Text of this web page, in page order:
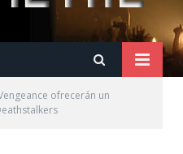
ofrecerán un